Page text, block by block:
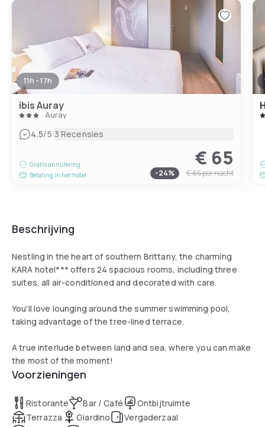
11h - 17h
ibis Auray
Auray
4.5/5|3 Recensies
Gratis annulering
Betaling in het hotel
€ 65
-24% € 85per nacht
Beschrijving
Nestling in the heart of southern Brittany, the charming
KARA hotel*** offers 24 spacious rooms, including three
suites, all air-conditioned and decorated with care.
You'll love lounging around the summer swimming pool,
taking advantage of the tree-lined terrace.
A true interlude between land and sea, where you can make
the most of the moment!
Voorzieningen
Ristorante Bar / Café
Ontbijtruimte
Terrazza
Giardino
Vergaderzaal